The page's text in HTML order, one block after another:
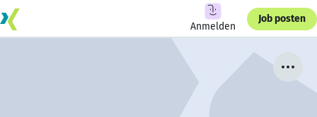
Anmelden
Job posten